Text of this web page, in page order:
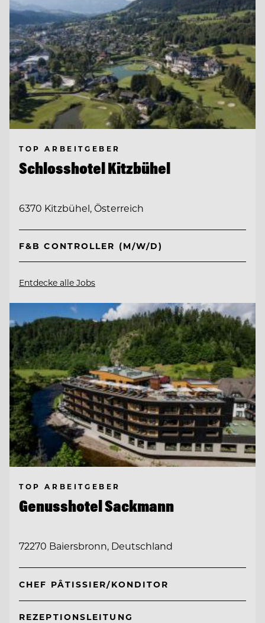
TOP ARBEITGEBER
Schlosshotel Kitzbühel
6370 Kitzbühel, Österreich
F&B CONTROLLER (M/W/D)
Entdecke alle Jobs
TOP ARBEITGEBER
Genusshotel Sackmann
72270 Baiersbronn, Deutschland
CHEF PÂTISSIER/KONDITOR
REZEPTIONSLEITUNG